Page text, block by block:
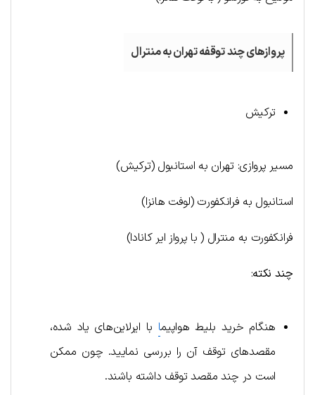
پروازهای چند توقفه تهران به منترال
ترکیش
مسیر پروازی: تهران به استانبول (ترکیش)
استانبول به فرانکفورت (لوفت هانزا)
فرانکفورت به منترال ( با پرواز ایر کانادا)
چند نکته:
هنگام خرید بلیط هواپیما با ایرلاین‌های یاد شده،
مقصدهای توقف آن را بررسی نمایید. چون ممکن
است در چند مقصد توقف داشته باشند.